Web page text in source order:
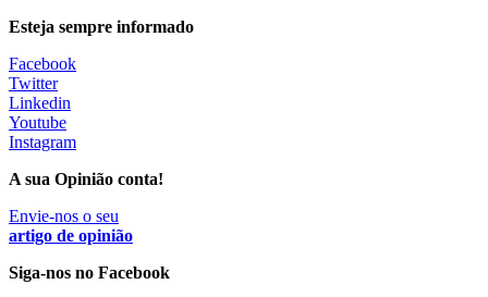
MAIS NOTÍCIAS
Estudo relaciona exposição a pesticidas na infância com idade
da primeira menstruação
28 Jul, 2026
28 Jul, 2026|0 Comments
Esteja sempre informado
Facebook
Twitter
Linkedin
Youtube
Instagram
A sua Opinião conta!
Envie-nos o seu
artigo de opinião
Siga-nos no Facebook